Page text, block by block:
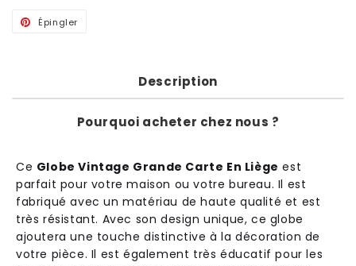
Épingler
Description
Pourquoi acheter chez nous ?
Ce Globe Vintage Grande Carte En Liège est
parfait pour votre maison ou votre bureau. Il est
fabriqué avec un matériau de haute qualité et est
très résistant. Avec son design unique, ce globe
ajoutera une touche distinctive à la décoration de
votre pièce. Il est également très éducatif pour les